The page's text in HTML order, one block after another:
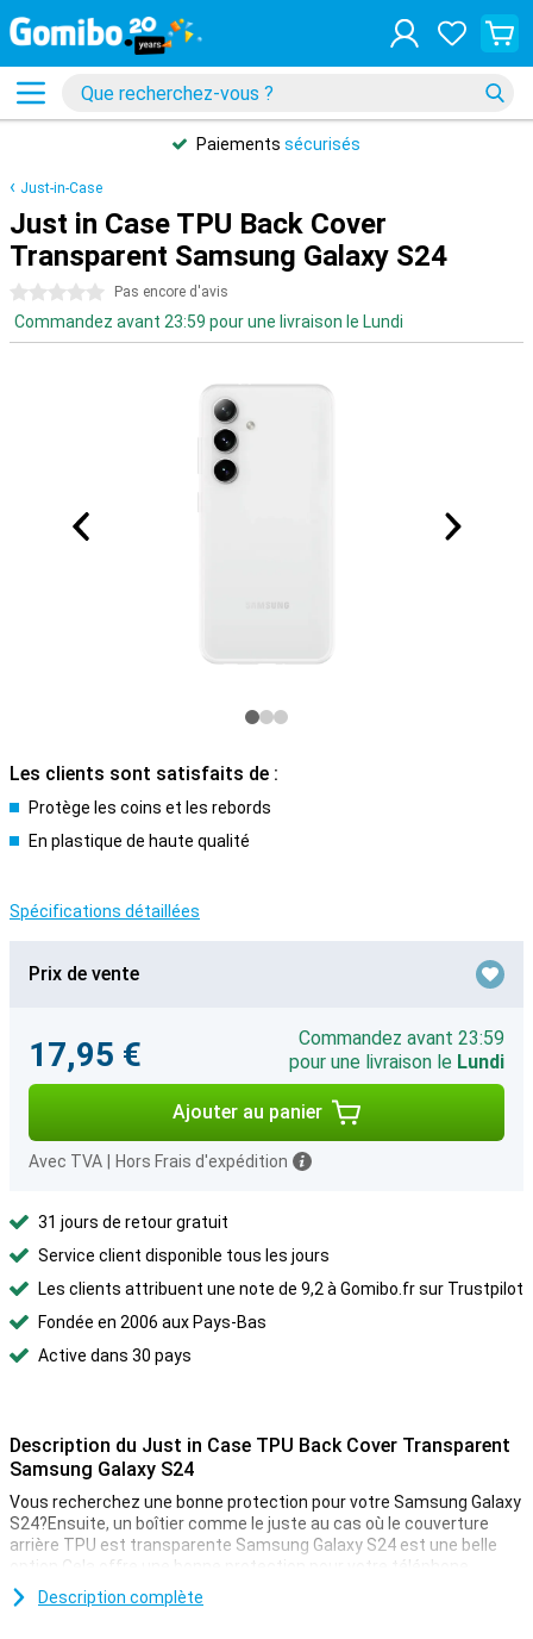
Paiements sécurisés
Just-in-Case
Just in Case TPU Back Cover
Transparent Samsung Galaxy S24
0 étoiles Pas encore d'avis
Commandez avant 23:59 pour une livraison le Lundi
Les clients sont satisfaits de :
Protège les coins et les rebords
En plastique de haute qualité
Spécifications détaillées
Prix de vente
17,95 €
Commandez avant 23:59
pour une livraison le Lundi
Ajouter au panier
Avec TVA Hors Frais d'expédition
31 jours de retour gratuit
Service client disponible tous les jours
Les clients attribuent une note de 9,2 à Gomibo.fr sur Trustpilot
Fondée en 2006 aux Pays-Bas
Active dans 30 pays
Description du Just in Case TPU Back Cover Transparent
Samsung Galaxy S24
Vous recherchez une bonne protection pour votre Samsung Galaxy
S24?Ensuite, un boîtier comme le juste au cas où le couverture
arrière TPU est transparente Samsung Galaxy S24 est une belle
option.Cela offre une bonne protection pour votre téléphone.
Cette couverture est en TPU.Il s'agit d'une forme flexible de
Description complète